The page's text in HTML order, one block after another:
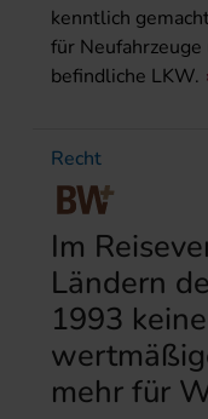
kenntlich
für
befindliche LKW.
Recht
Im
Ländern
1993
mehr für